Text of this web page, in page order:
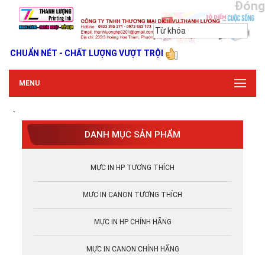
Đóng
NÉT - CHẤT LƯỢNG VƯỢT TRỘI
MENU
`
DANH MỤC SẢN PHẨM
MỰC IN HP TƯƠNG THÍCH
MỰC IN CANON TƯƠNG THÍCH
MỰC IN HP CHÍNH HÃNG
MỰC IN CANON CHÍNH HÃNG